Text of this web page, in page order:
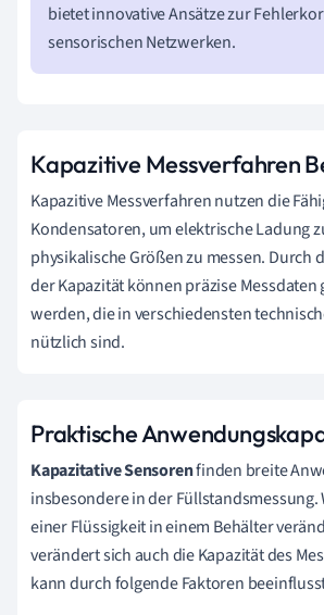
bietet innovative Ansätze zur
sensorischen Netzwerken.
Kapazitive Messverfahren
Kapazitive Messverfahren nutzen die
Kondensatoren, um elektrische Ladung
physikalische Größen zu messen. Durch
der Kapazität können präzise Messdaten
werden, die in verschiedensten
nützlich sind.
Praktische
Kapazitative Sensorenfinden breite
insbesondere in der Füllstandsmessung.
einer Flüssigkeit in einem Behälter
verändert sich auch die Kapazität des
kann durch folgende Faktoren